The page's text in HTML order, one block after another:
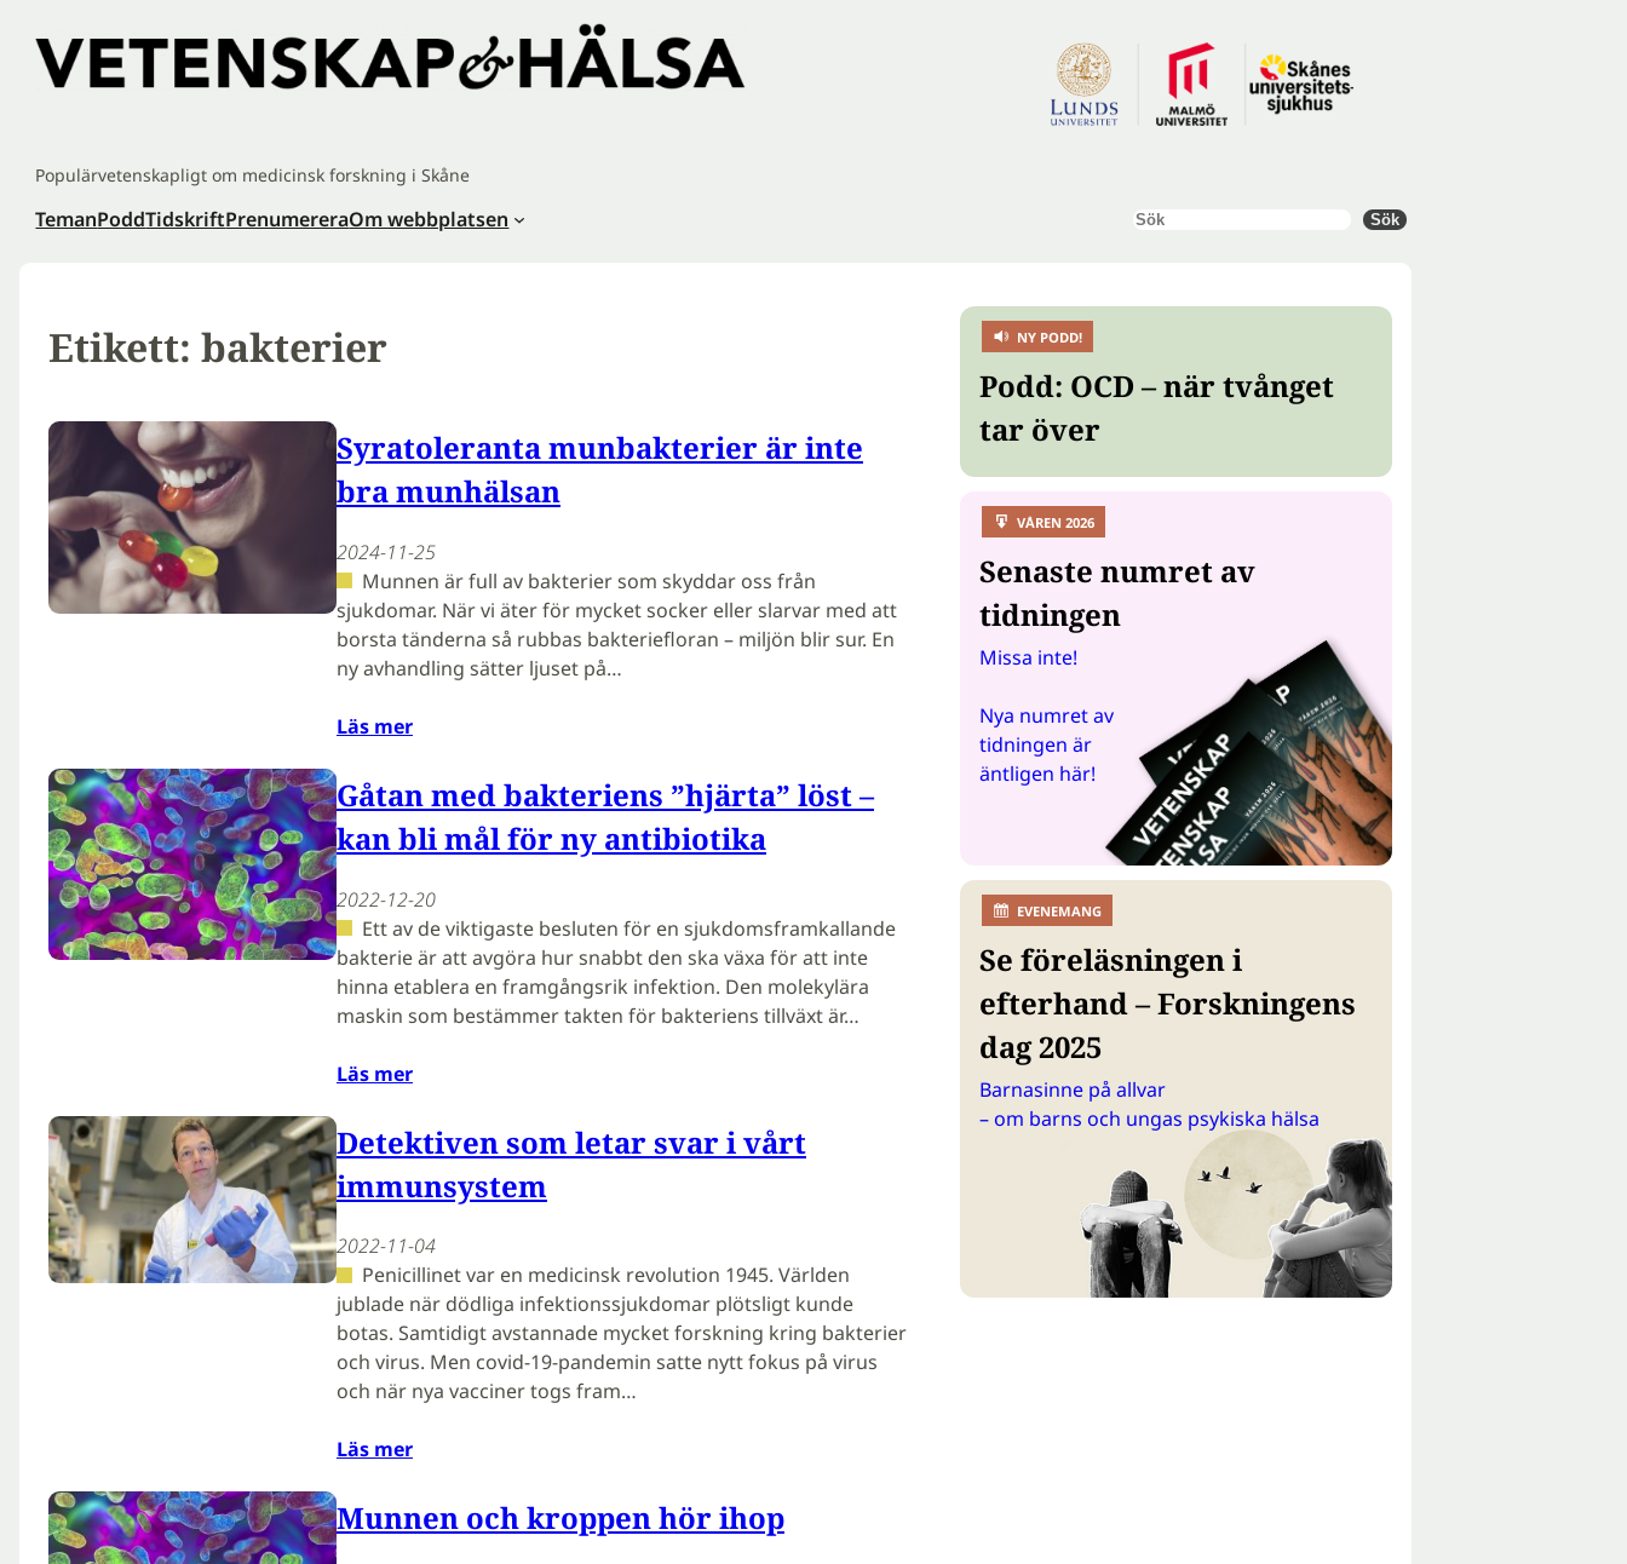
innehåll
Populärvetenskapligt om medicinsk forskning i Skåne
TemanPoddTidskriftPrenumereraOm webbplatsen Sök Sök
Etikett: bakterier
Syratoleranta munbakterier är inte
bra munhälsan
2024-11-25
Munnen är full av bakterier som skyddar oss från
sjukdomar. När vi äter för mycket socker eller slarvar med att
borsta tänderna så rubbas bakteriefloran – miljön blir sur. En
ny avhandling sätter ljuset på…
Läs mer
Gåtan med bakteriens ”hjärta” löst –
kan bli mål för ny antibiotika
2022-12-20
Ett av de viktigaste besluten för en sjukdomsframkallande
bakterie är att avgöra hur snabbt den ska växa för att inte
hinna etablera en framgångsrik infektion. Den molekylära
maskin som bestämmer takten för bakteriens tillväxt är…
Läs mer
Detektiven som letar svar i vårt
immunsystem
2022-11-04
Penicillinet var en medicinsk revolution 1945. Världen
jublade när dödliga infektionssjukdomar plötsligt kunde
botas. Samtidigt avstannade mycket forskning kring bakterier
och virus. Men covid-19-pandemin satte nytt fokus på virus
och när nya vacciner togs fram…
Läs mer
Munnen och kroppen hör ihop
NY PODD!
Podd: OCD – när tvånget
tar över
VÅREN 2026
Senaste numret av
tidningen
Missa inte!
Nya numret av
tidningen är
äntligen här!
EVENEMANG
Se föreläsningen i
efterhand – Forskningens
dag 2025
Barnasinne på allvar
– om barns och ungas psykiska hälsa